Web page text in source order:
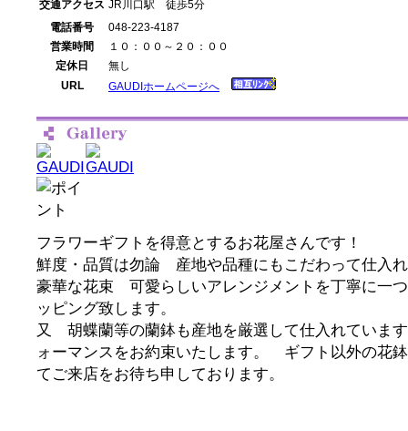
交通アクセス JR川口駅 徒歩5分
電話番号
048-223-4187
営業時間
１０：００～２０：００
定休日
無し
URL
GAUDIホームページへ
フラワーギフトを得意とするお花屋さんです！
鮮度・品質は勿論 産地や品種にもこだわって仕入
豪華な花束 可愛らしいアレンジメントを丁寧に一
ッピング致します。
又 胡蝶蘭等の蘭鉢も産地を厳選して仕入れていま
ォーマンスをお約束いたします。 ギフト以外の花
てご来店をお待ち申しております。